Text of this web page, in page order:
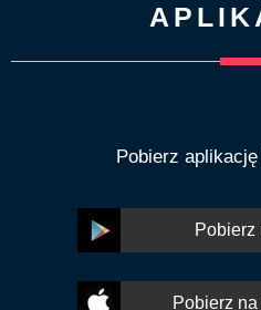
Pobierz
Pobierz
Pobierz